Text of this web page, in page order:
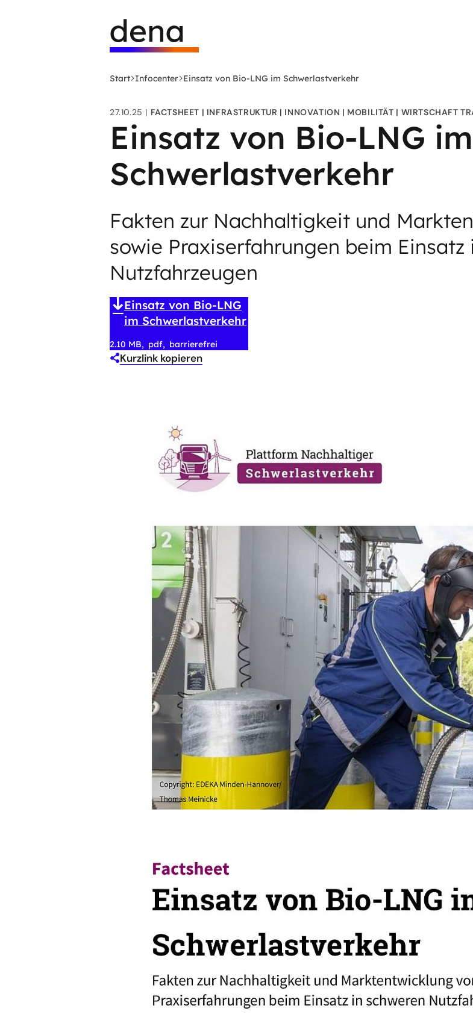
Deutsche
Energie-
Agentur
-
Startseite
Start Infocenter Einsatz von Bio-LNG im Schwerlastverkehr
27.10.25 FACTSHEET INFRASTRUKTUR INNOVATION MOBILITÄT WIRTSCHAFT
Einsatz von Bio-LNG im
Schwerlastverkehr
Fakten zur Nachhaltigkeit und
sowie Praxiserfahrungen beim Einsatz
Nutzfahrzeugen
Einsatz von Bio-LNG
im Schwerlastverkehr
2.10 MB pdf barrierefrei
Kurzlink kopieren
Bio-LNG im Alltag
Gerade im Fernverkehr braucht es praktikable Lösungen für die
Nutzfahrzeuge. Bio-LNG ist bereits heute als alternativer Kraftstoff im
CO₂-neutrale Transporte. Doch wie bewährt sich die Technologie im
Erfahrungen von EDEKA Minden-Hannover eingeholt, die zeigen, wie Bio-
eingesetzt und bewertet wird.
Welche Praxiserfahrungen wurden mit
gemacht?
Die Infrastruktur ließ sich mit moderatem Aufwand unabhängig von
realisieren.
teils aus.
Die Gleichbehandlung von Bio-LNG mit fossilen Kraftstoffen bei der
Wirtschaftlichkeit für Anwender ein.